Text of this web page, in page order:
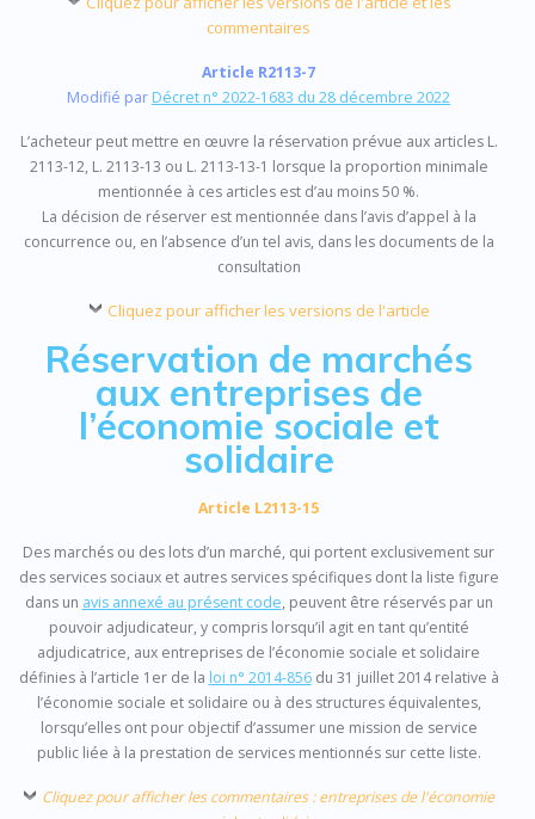
commentaires
Article R2113-7
Modifié par Décret n° 2022-1683 du 28 décembre 2022
L’acheteur peut mettre en œuvre la réservation prévue aux articles L.
2113-12, L. 2113-13 ou L. 2113-13-1 lorsque la proportion minimale
mentionnée à ces articles est d’au moins 50 %.
La décision de réserver est mentionnée dans l’avis d’appel à la
concurrence ou, en l’absence d’un tel avis, dans les documents de la
consultation
Cliquez pour afficher les versions de l'article
Réservation de marchés
aux entreprises de
l’économie sociale et
solidaire
Article L2113-15
Des marchés ou des lots d’un marché, qui portent exclusivement sur
des services sociaux et autres services spécifiques dont la liste figure
dans un avis annexé au présent code, peuvent être réservés par un
pouvoir adjudicateur, y compris lorsqu’il agit en tant qu’entité
adjudicatrice, aux entreprises de l’économie sociale et solidaire
définies à l’article 1er de la loi n° 2014-856du 31 juillet 2014 relative à
l’économie sociale et solidaire ou à des structures équivalentes,
lorsqu’elles ont pour objectif d’assumer une mission de service
public liée à la prestation de services mentionnés sur cette liste.
Cliquez pour afficher les commentaires : entreprises de l'économie